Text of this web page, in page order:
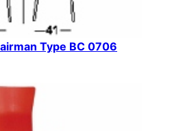
Type BC 0706